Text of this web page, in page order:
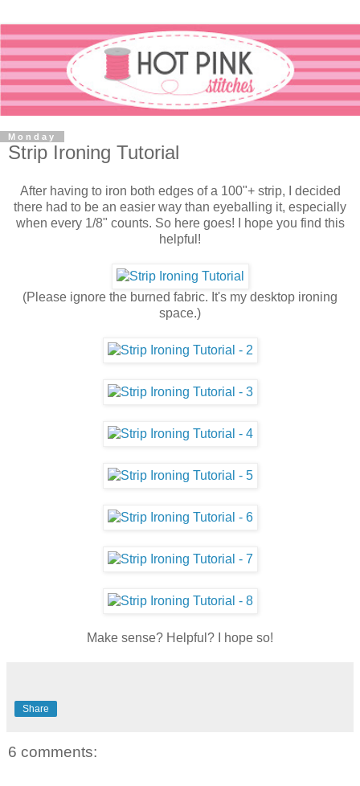
Monday
Strip Ironing Tutorial
After having to iron both edges of a 100"+ strip, I decided
there had to be an easier way than eyeballing it, especially
when every 1/8" counts. So here goes! I hope you find this
helpful!
(Please ignore the burned fabric. It's my desktop ironing
space.)
Make sense? Helpful? I hope so!
Share
6 comments: